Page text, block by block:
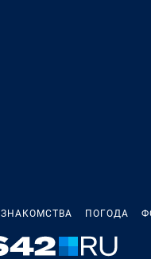
ЗНАКОМСТВА ПОГОДА